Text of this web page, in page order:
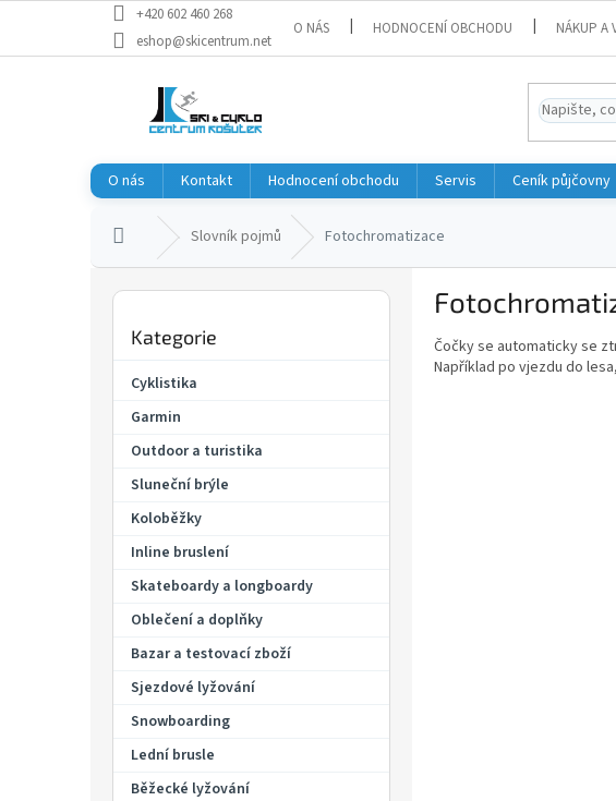
obsah
+420 602 460 268
eshop@skicentrum.net
O NÁS HODNOCENÍ OBCHODU NÁKUP A
O nás Kontakt Hodnocení obchodu Servis Ceník půjčovny
Domů Slovník pojmů Fotochromatizace
kategorie
Kategorie
Cyklistika
Garmin
Outdoor a turistika
Sluneční brýle
Koloběžky
Inline bruslení
Skateboardy a longboardy
Oblečení a doplňky
Bazar a testovací zboží
Sjezdové lyžování
Snowboarding
Lední brusle
Běžecké lyžování
Čočky se automaticky se
Například po vjezdu do